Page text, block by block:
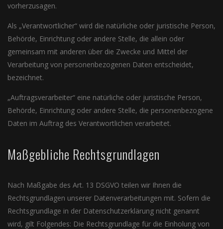
vorherzusagen.
Als „Verantwortlicher“ wird die natürliche oder juristische Person,
Behörde, Einrichtung oder andere Stelle, die allein oder
gemeinsam mit anderen über die Zwecke und Mittel der
Verarbeitung von personenbezogenen Daten entscheidet,
bezeichnet.
„Auftragsverarbeiter“ eine natürliche oder juristische Person,
Behörde, Einrichtung oder andere Stelle, die personenbezogene
Daten im Auftrag des Verantwortlichen verarbeitet.
Maßgebliche Rechtsgrundlagen
Nach Maßgabe des Art. 13 DSGVO teilen wir Ihnen die
Rechtsgrundlagen unserer Datenverarbeitungen mit. Sofern die
Rechtsgrundlage in der Datenschutzerklärung nicht genannt
wird, gilt Folgendes: Die Rechtsgrundlage für die Einholung von